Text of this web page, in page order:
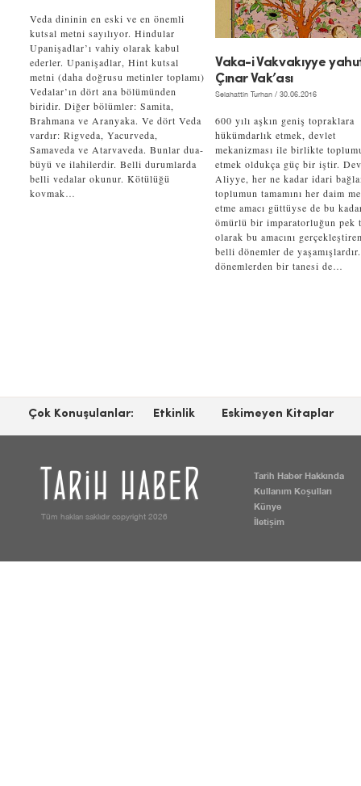
Veda dininin en eski ve en önemli
kutsal metni sayılıyor. Hindular
Upanişadlar’ı vahiy olarak kabul
ederler. Upanişadlar, Hint kutsal
metni (daha doğrusu metinler toplamı)
Vedalar’ın dört ana bölümünden
biridir. Diğer bölümler: Samita,
Brahmana ve Aranyaka. Ve dört Veda
vardır: Rigveda, Yacurveda,
Samaveda ve Atarvaveda. Bunlar dua-
büyü ve ilahilerdir. Belli durumlarda
belli vedalar okunur. Kötülüğü
kovmak…
Vaka-i Vakvakıyye
Çınar Vak’ası
Selahattin Turhan / 30.06.2016
600 yılı aşkın geniş topraklara
hükümdarlık etmek, devlet
mekanizması ile birlikte
etmek oldukça güç bir iştir.
Aliyye, her ne kadar idari
toplumun tamamını her daim
etme amacı güttüyse de bu
ömürlü bir imparatorluğun pek
olarak bu amacını
belli dönemler de
dönemlerden bir tanesi de…
Çok Konuşulanlar: Etkinlik Eskimeyen Kitaplar
Tarih Haber Hakkında
Kullanım Koşulları
Künye
İletişim
Tüm hakları saklıdır copyright 2026